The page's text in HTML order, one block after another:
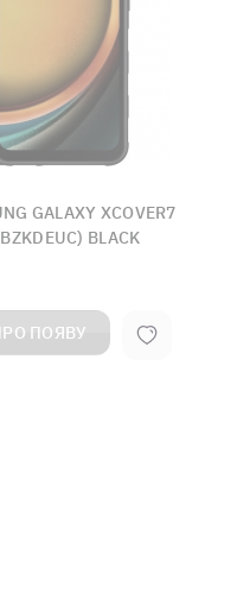
GALAXY XCOVER7
BLACK
ПОЯВУ